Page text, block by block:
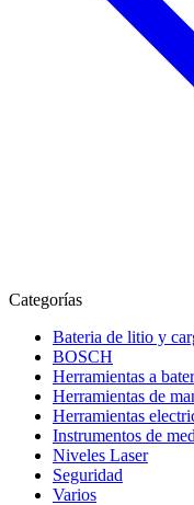
Categorías
Bateria de litio y
BOSCH
Herramientas a
Herramientas de
Herramientas
Instrumentos de
Niveles Laser
Seguridad
Varios